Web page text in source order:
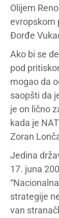
Olijem
evropskom
Đorđe
Ako bi se
pod
mogao da
saopšti da
je on lično
kada je
Zoran
Jedina
17. juna
strategije
van